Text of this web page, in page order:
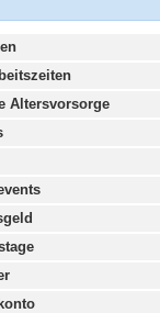
Altersvorsorge